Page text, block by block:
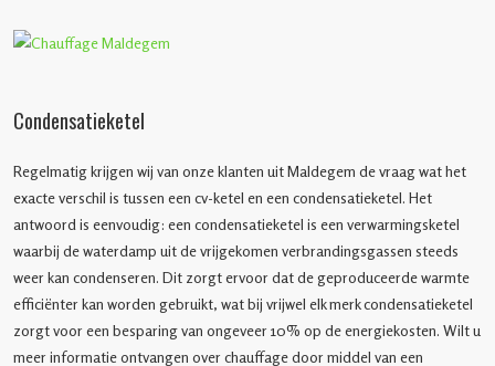
Condensatieketel
Regelmatig krijgen wij van onze klanten uit Maldegem de vraag wat het
exacte verschil is tussen een cv-ketel en een condensatieketel. Het
antwoord is eenvoudig: een condensatieketel is een verwarmingsketel
waarbij de waterdamp uit de vrijgekomen verbrandingsgassen steeds
weer kan condenseren. Dit zorgt ervoor dat de geproduceerde warmte
efficiënter kan worden gebruikt, wat bij vrijwel elk merk condensatieketel
zorgt voor een besparing van ongeveer 10% op de energiekosten. Wilt u
meer informatie ontvangen over chauffage door middel van een